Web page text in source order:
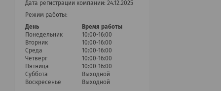
Дата регистрации компании: 24.12.2025
Режим работы:
День
Время работы
Понедельник
10:00-16:00
Вторник
10:00-16:00
Среда
10:00-16:00
Четверг
10:00-16:00
Пятница
10:00-16:00
Суббота
Выходной
Воскресенье
Выходной